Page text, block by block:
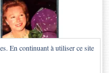
En continuant à utiliser ce site